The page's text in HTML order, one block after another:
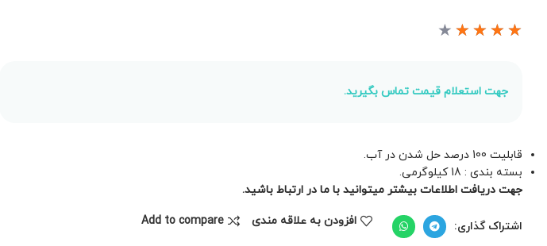
★
★
★
★
★
جهت استعلام قیمت تماس بگیرید.
قابلیت 100 درصد حل شدن در آب.
بسته بندی : 18 کیلوگرمی.
جهت دریافت اطلاعات بیشتر میتوانید با ما در ارتباط باشید.
اشتراک گذاری: افزودن به علاقه مندی Add to compare